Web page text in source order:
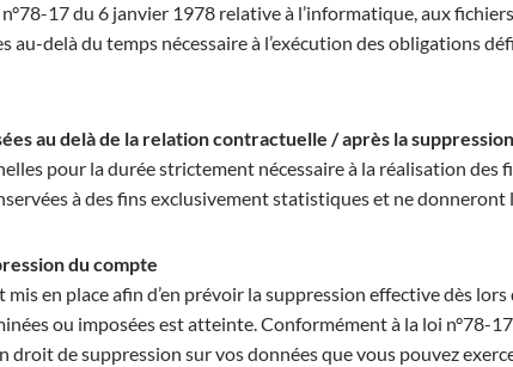
17 du 6 janvier 1978 relative à l’informatique, aux
au-delà du temps nécessaire à l’exécution des obligations
au delà de la relation contractuelle / après la
pour la durée strictement nécessaire à la réalisation
à des fins exclusivement statistiques et ne
du compte
en place afin d’en prévoir la suppression effective dès
ou imposées est atteinte. Conformément à la loi n°78-
droit de suppression sur vos données que vous pouvez